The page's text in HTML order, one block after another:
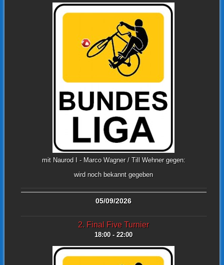
mit Naurod I - Marco Wagner / Till Wehner gegen:
wird noch bekannt gegeben
05/09/2026
2. Final Five Turnier
18:00 - 22:00